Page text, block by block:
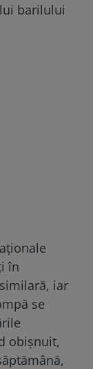
barilului
în
iar
se
obișnuit,